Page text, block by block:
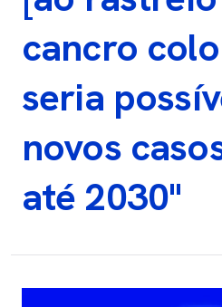
cancro
seria
novos
até 2030"